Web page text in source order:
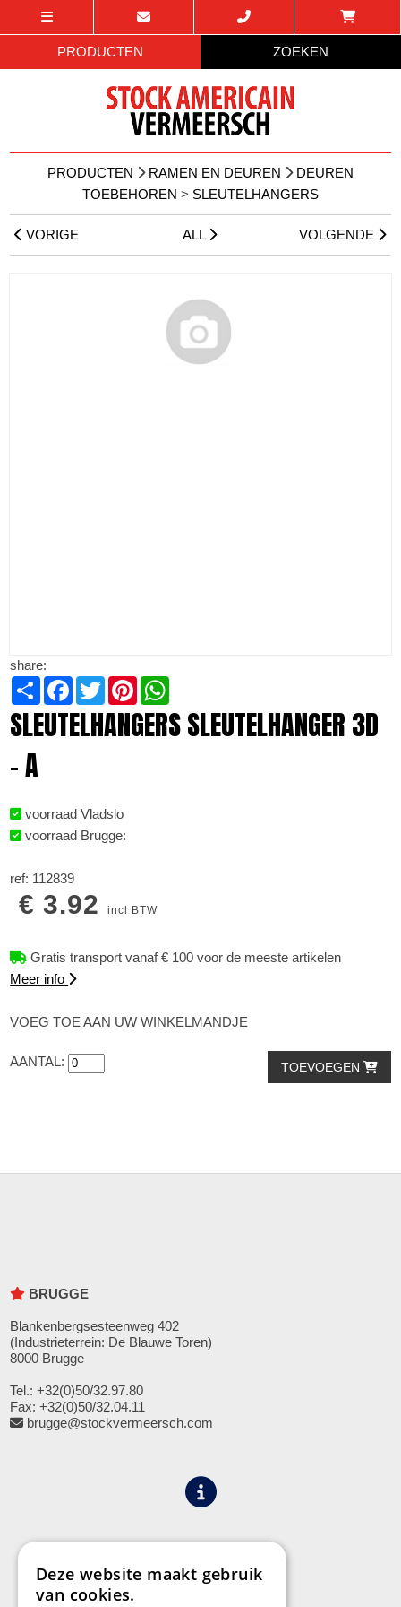
PRODUCTEN ZOEKEN
PRODUCTEN RAMEN EN DEUREN
DEUREN
TOEBEHOREN > SLEUTELHANGERS
VORIGE ALL VOLGENDE
share:
Share Facebook
TwitterPinterest
SLEUTELHANGERS SLEUTELHANGER 3D
- A
voorraad Vladslo
voorraad Brugge:
ref: 112839
€ 3.92incl BTW
Gratis transport vanaf € 100 voor de meeste artikelen
Meer info
VOEG TOE AAN UW WINKELMANDJE
AANTAL: TOEVOEGEN
BRUGGE
Blankenbergsesteenweg 402
(Industrieterrein: De Blauwe Toren)
8000 Brugge
Tel.: +32(0)50/32.97.80
Fax: +32(0)50/32.04.11
brugge@stockvermeersch.com
Deze website maakt gebruik
van cookies.